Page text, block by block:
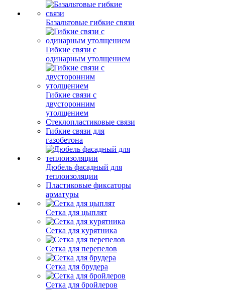
Базальтовые гибкие связи
Гибкие связи с
одинарным утолщением
Гибкие связи с
двусторонним
утолщением
Стеклопластиковые связи
Гибкие связи для
газобетона
Дюбель фасадный для
теплоизоляции
Пластиковые фиксаторы
арматуры
Сетка для цыплят
Сетка для курятника
Сетка для перепелов
Сетка для брудера
Сетка для бройлеров